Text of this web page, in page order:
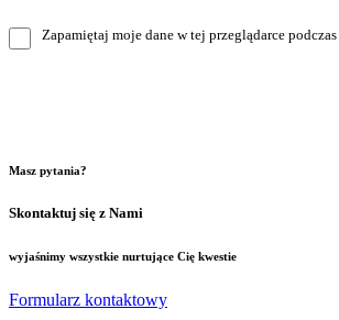
Zapamiętaj moje dane w tej przeglądarce
Masz pytania?
Skontaktuj się z Nami
wyjaśnimy wszystkie nurtujące Cię kwestie
Formularz kontaktowy